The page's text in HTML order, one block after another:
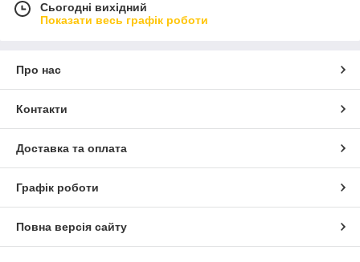
Сьогодні вихідний
Показати весь графік роботи
Про нас
Контакти
Доставка та оплата
Графік роботи
Повна версія сайту